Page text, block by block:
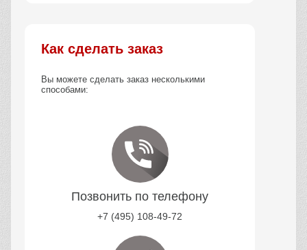
Как сделать заказ
Вы можете сделать заказ несколькими
способами:
Позвонить по телефону
+7 (495) 108-49-72